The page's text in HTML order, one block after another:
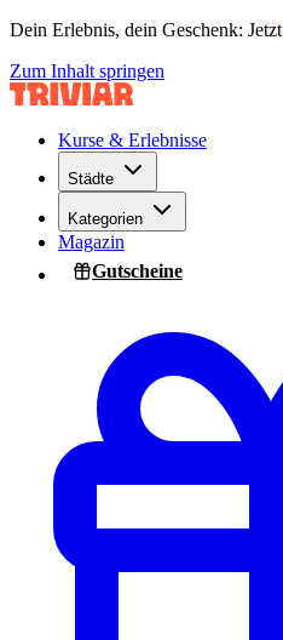
Dein Erlebnis, dein Geschenk: Jetzt
Zum Inhalt springen
Kurse & Erlebnisse
Städte
Kategorien
Magazin
Gutscheine